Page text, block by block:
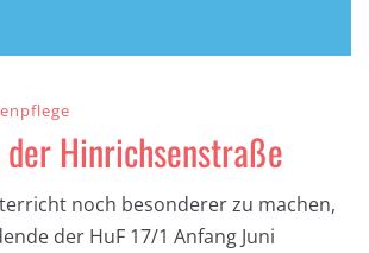
Hinrichsenstraße
noch besonderer zu machen,
der HuF 17/1 Anfang Juni